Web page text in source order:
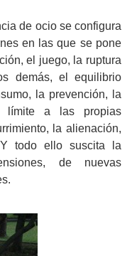
de ocio se configura
en las que se pone
el juego, la ruptura
demás, el equilibrio
la prevención, la
límite a las propias
la alienación,
todo ello suscita la
de nuevas